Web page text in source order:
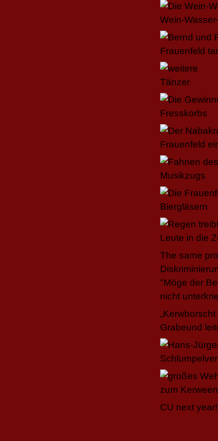
The same
"Möge der
nicht
Grabeund
CU next year!